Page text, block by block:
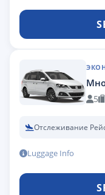
5
Отслеживание
Luggage Info